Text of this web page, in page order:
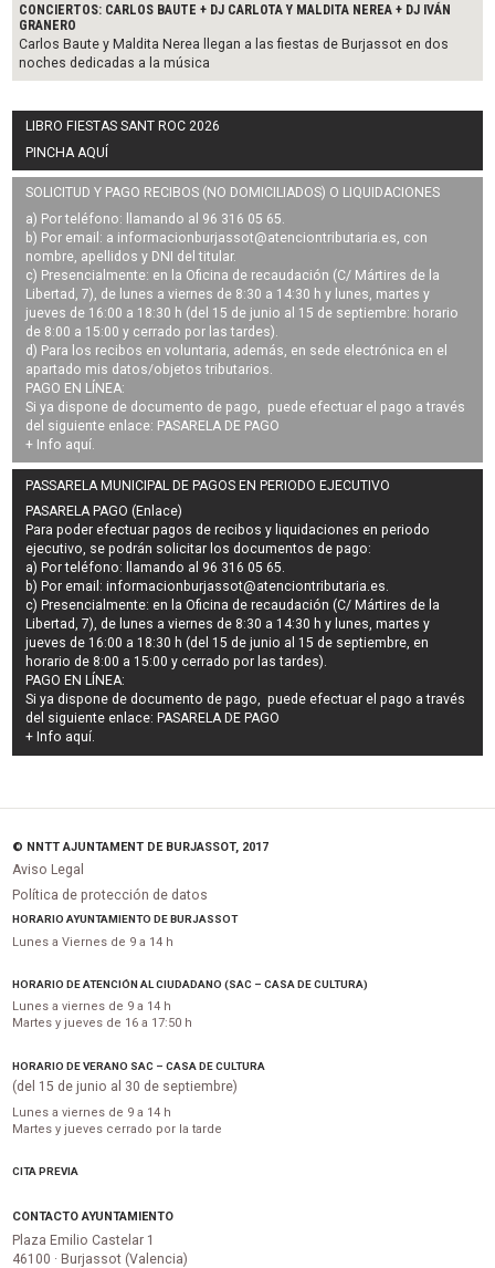
CONCIERTOS: CARLOS BAUTE + DJ CARLOTA Y MALDITA NEREA + DJ IVÁN
GRANERO
Carlos Baute y Maldita Nerea llegan a las fiestas de Burjassot en dos
noches dedicadas a la música
LIBRO FIESTAS SANT ROC 2026
PINCHA AQUÍ
SOLICITUD Y PAGO RECIBOS (NO DOMICILIADOS) O LIQUIDACIONES
a) Por teléfono: llamando al 96 316 05 65.
b) Por email: a informacionburjassot@atenciontributaria.es, con
nombre, apellidos y DNI del titular.
c) Presencialmente: en la Oficina de recaudación (C/ Mártires de la
Libertad, 7), de lunes a viernes de 8:30 a 14:30 h y lunes, martes y
jueves de 16:00 a 18:30 h (del 15 de junio al 15 de septiembre: horario
de 8:00 a 15:00 y cerrado por las tardes).
d) Para los recibos en voluntaria, además, en sede electrónica en el
apartado mis datos/objetos tributarios.
PAGO EN LÍNEA:
Si ya dispone de documento de pago, puede efectuar el pago a través
del siguiente enlace: PASARELA DE PAGO
+ Info aquí.
PASSARELA MUNICIPAL DE PAGOS EN PERIODO EJECUTIVO
PASARELA PAGO (Enlace)
Para poder efectuar pagos derecibos y liquidaciones en periodo
ejecutivo, se podrán solicitar los documentos de pago:
a) Por teléfono: llamando al 96 316 05 65.
b) Por email:informacionburjassot@atenciontributaria.es.
c) Presencialmente: en la Oficina de recaudación (C/ Mártires de la
Libertad, 7), de lunes a viernes de 8:30 a 14:30 h y lunes, martes y
jueves de 16:00 a 18:30 h (del 15 de junio al 15 de septiembre, en
horario de 8:00 a 15:00 y cerrado por las tardes).
PAGO EN LÍNEA:
Si ya dispone de documento de pago, puede efectuar el pago a través
del siguiente enlace: PASARELA DE PAGO
+ Info aquí.
© NNTT AJUNTAMENT DE BURJASSOT, 2017
Aviso Legal
Política de protección de datos
HORARIO AYUNTAMIENTO DE BURJASSOT
Lunes a Viernes de 9 a 14 h
HORARIO DE ATENCIÓN AL CIUDADANO (SAC – CASA DE CULTURA)
Lunes a viernes de 9 a 14 h
Martes y jueves de 16 a 17:50 h
HORARIO DE VERANO SAC – CASA DE CULTURA
(del 15 de junio al 30 de septiembre)
Lunes a viernes de 9 a 14 h
Martes y jueves cerrado por la tarde
CITA PREVIA
CONTACTO AYUNTAMIENTO
Plaza Emilio Castelar 1
46100 · Burjassot (Valencia)